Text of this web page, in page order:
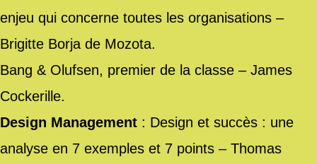
enjeu qui concerne toutes les organisations –
Brigitte Borja de Mozota.
Bang & Olufsen, premier de la classe – James
Cockerille.
Design Management : Design et succès : une
analyse en 7 exemples et 7 points – Thomas